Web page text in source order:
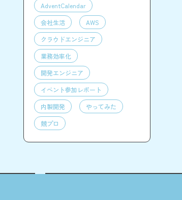
AdventCalendar
会社生活
AWS
クラウドエンジニア
業務効率化
開発エンジニア
イベント参加レポート
内製開発
やってみた
競プロ